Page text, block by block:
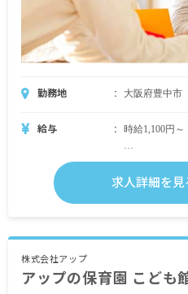
勤務地 大阪府豊中市
給与 時給1,100円～
・別途支給手
処遇改善臨時
円）
求人詳細を見
株式会社アップ
アップの保育園 こども